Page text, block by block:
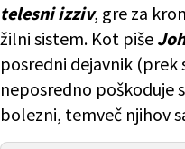
telesni izziv, gre za
žilni sistem. Kot piše
posredni dejavnik
neposredno poškoduje
bolezni, temveč njihov